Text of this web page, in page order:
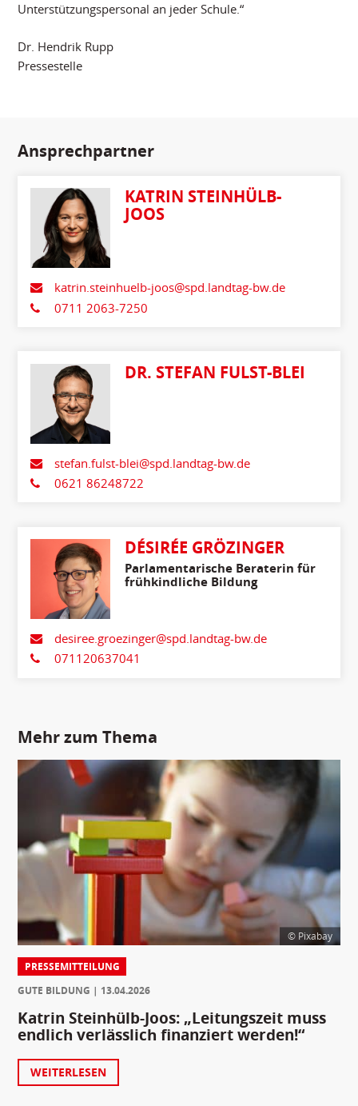
Unterstützungspersonal an jeder Schule.“
Dr. Hendrik Rupp
Pressestelle
Ansprechpartner
KATRIN STEINHÜLB-
JOOS
katrin.steinhuelb-joos@spd.landtag-bw.de
0711 2063-7250
DR. STEFAN FULST-BLEI
stefan.fulst-blei@spd.landtag-bw.de
0621 86248722
DÉSIRÉE GRÖZINGER
Parlamentarische Beraterin für
frühkindliche Bildung
desiree.groezinger@spd.landtag-bw.de
071120637041
Mehr zum Thema
© Pixabay
PRESSEMITTEILUNG
GUTE BILDUNG
13.04.2026
Katrin Steinhülb-Joos: „Leitungszeit muss
endlich verlässlich finanziert werden!“
WEITERLESEN